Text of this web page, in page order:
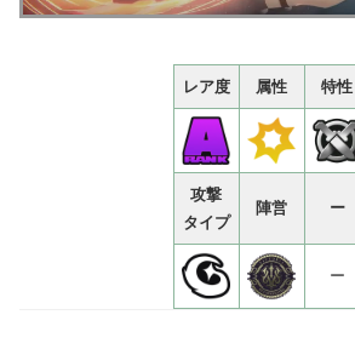
レア度 属性 特性
攻撃
タイプ
陣営 ー
ー